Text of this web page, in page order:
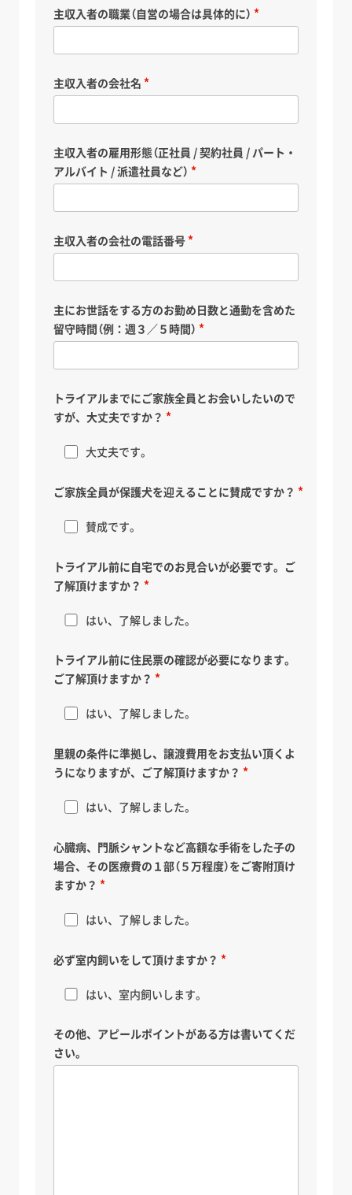
主収入者の職業（自営の場合は具体的に）
主収入者の会社名
主収入者の雇用形態（正社員 / 契約社員 / パート・
アルバイト / 派遣社員など）
主収入者の会社の電話番号
主にお世話をする方のお勤め日数と通勤を含めた
留守時間（例：週３／５時間）
トライアルまでにご家族全員とお会いしたいので
すが、大丈夫ですか？
大丈夫です。
ご家族全員が保護犬を迎えることに賛成ですか？
賛成です。
トライアル前に自宅でのお見合いが必要です。ご
了解頂けますか？
はい、了解しました。
トライアル前に住民票の確認が必要になります。
ご了解頂けますか？
はい、了解しました。
里親の条件に準拠し、譲渡費用をお支払い頂くよ
うになりますが、ご了解頂けますか？
はい、了解しました。
心臓病、門脈シャントなど高額な手術をした子の
場合、その医療費の１部（５万程度）をご寄附頂け
ますか？
はい、了解しました。
必ず室内飼いをして頂けますか？
はい、室内飼いします。
その他、アピールポイントがある方は書いてくだ
さい。